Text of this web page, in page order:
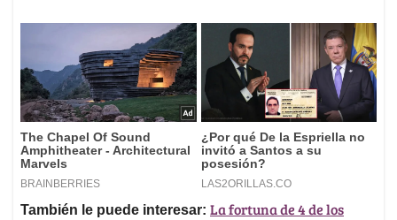
También le puede interesar: La fortuna de 4 de los